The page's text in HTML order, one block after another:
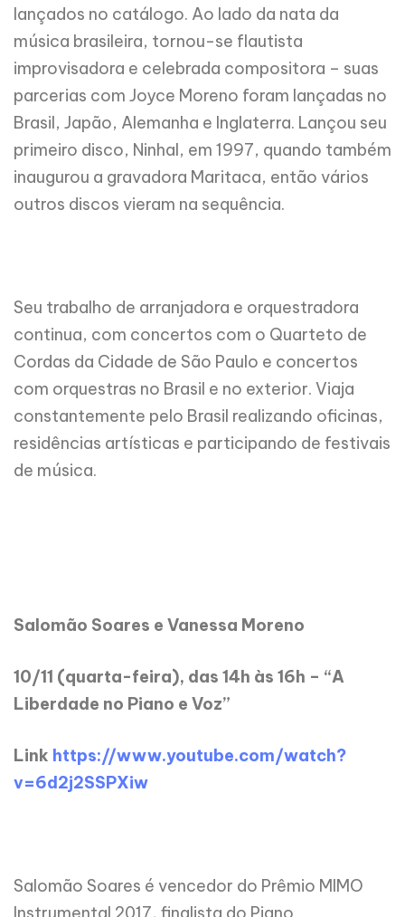
lançados no catálogo. Ao lado da nata da
música brasileira, tornou-se flautista
improvisadora e celebrada compositora – suas
parcerias com Joyce Moreno foram lançadas no
Brasil, Japão, Alemanha e Inglaterra. Lançou seu
primeiro disco, Ninhal, em 1997, quando também
inaugurou a gravadora Maritaca, então vários
outros discos vieram na sequência.
Seu trabalho de arranjadora e orquestradora
continua, com concertos com o Quarteto de
Cordas da Cidade de São Paulo e concertos
com orquestras no Brasil e no exterior. Viaja
constantemente pelo Brasil realizando oficinas,
residências artísticas e participando de festivais
de música.
Salomão Soares e Vanessa Moreno
10/11 (quarta-feira), das 14h às 16h – “A
Liberdade no Piano e Voz”
Link https://www.youtube.com/watch?
v=6d2j2SSPXiw
Salomão Soares é vencedor do Prêmio MIMO